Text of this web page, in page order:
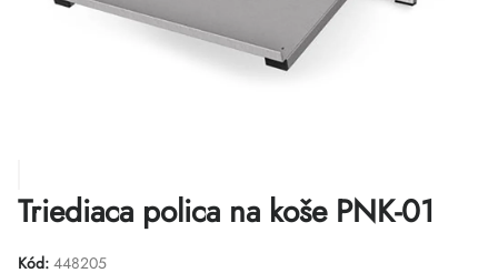
Triediaca polica na koše PNK-01
Kód: 448205